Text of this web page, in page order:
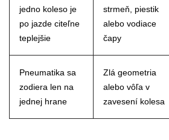
jedno koleso je
po jazde citeľne
teplejšie
strmeň, piestik
alebo vodiace
čapy
Pneumatika sa
zodiera len na
jednej hrane
Zlá geometria
alebo vôľa v
zavesení kolesa